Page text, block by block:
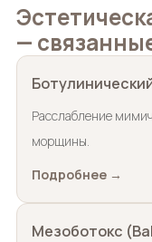
—
Расслабление
морщины.
Подробнее →
Мезоботокс